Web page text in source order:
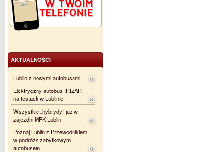
AKTUALNOŚCI
Lublin z nowymi autobusami
Elektryczny autobus IRIZAR
na testach w Lublinie
Wszystkie „hybrydy” już w
zajezdni MPK Lublin
Poznaj Lublin z Przewodnikiem
w podróży zabytkowym
autobusem